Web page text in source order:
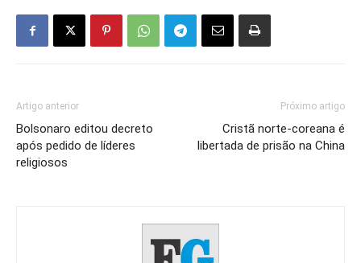
Artigo anterior
Bolsonaro editou decreto
após pedido de líderes
religiosos
Próximo artigo
Cristã norte-coreana é
libertada de prisão na China